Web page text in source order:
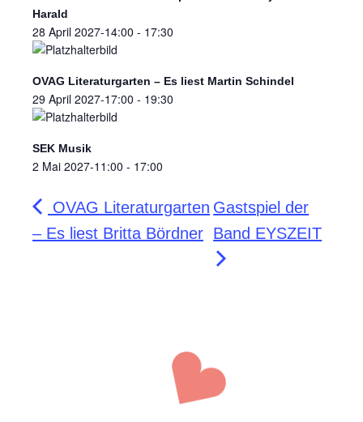
Harald
28 April 2027-14:00 - 17:30
OVAG Literaturgarten – Es liest Martin Schindel
29 April 2027-17:00 - 19:30
SEK Musik
2 Mai 2027-11:00 - 17:00
OVAG Literaturgarten
– Es liest Britta Bördner
​Gastspiel der
Band EYSZEIT​